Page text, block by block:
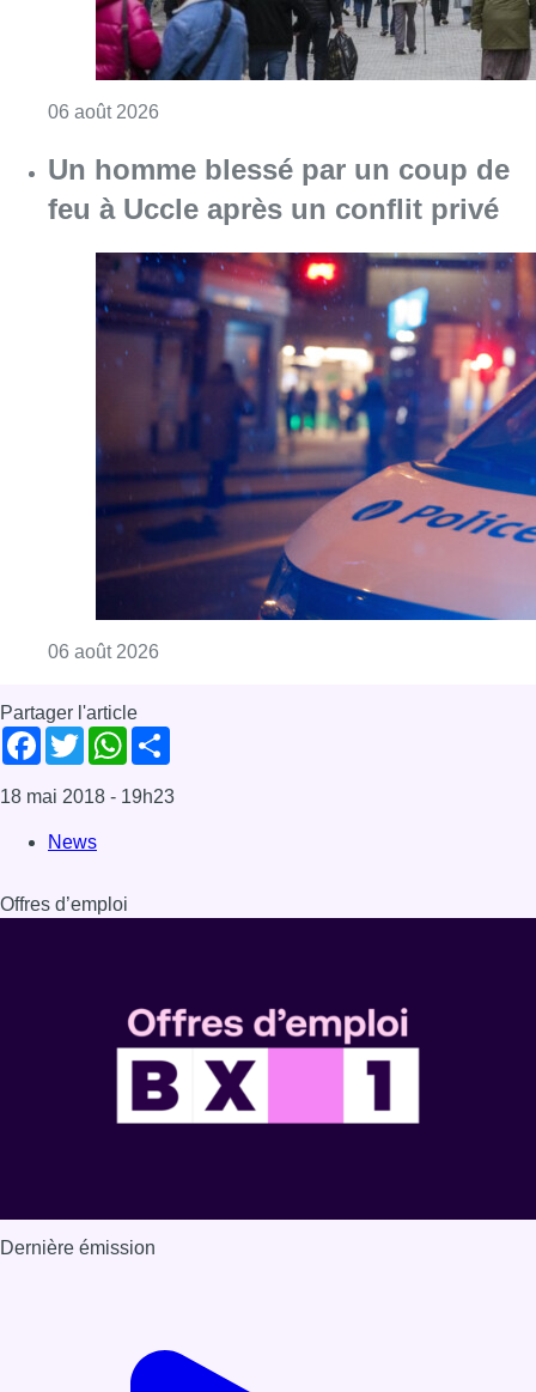
06 août 2026
Un homme blessé par un coup de
feu à Uccle après un conflit privé
06 août 2026
Partager l'article
Facebook
TwitterWhatsApp
18 mai 2018 - 19h23
News
Offres d’emploi
Dernière émission